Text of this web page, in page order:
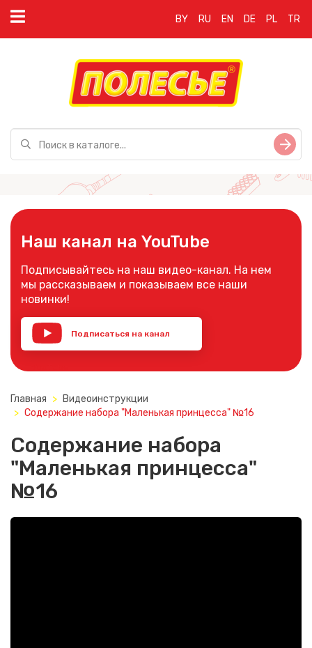
BY RU EN DE PL TR
Наш канал на YouTube
Подписывайтесь на наш видео-канал. На нем
мы рассказываем и показываем все наши
новинки!
Подписаться на канал
Главная
Видеоинструкции
Содержание набора "Маленькая принцесса" №16
Содержание набора
"Маленькая принцесса"
№16